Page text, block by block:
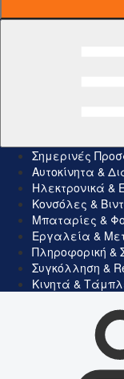
Σημερινές
Αυτοκίνητα &
Ηλεκτρονικά &
Κονσόλες &
Μπαταρίες &
Εργαλεία &
Πληροφορική &
Συγκόλληση &
Κινητά &